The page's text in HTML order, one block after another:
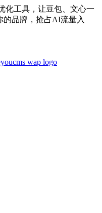
化工具，让豆包、文心一
的品牌，抢占AI流量入